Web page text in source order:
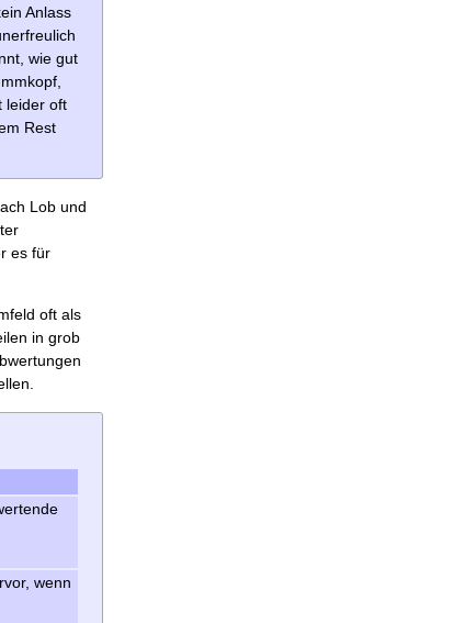
Anlass
wie gut
leider oft
Rest
Lob und
es für
oft als
in grob
wenn